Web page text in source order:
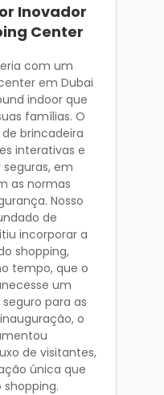
Inovador
Center
com um
em Dubai
indoor que
famílias. O
brincadeira
interativas e
em
as normas
Nosso
de
incorporar a
shopping,
tempo, que o
um
para as
o
de visitantes,
única que